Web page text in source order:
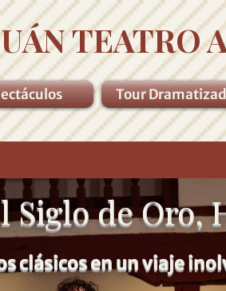
TEATRO
Tour
Siglo de Oro,
clásicos en un viaje